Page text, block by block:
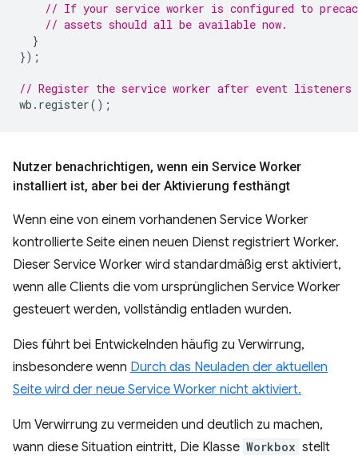
// If your service worker is configured to
// assets should all be available now.
}
});
// Register the service worker after event listeners
wb . register();
Nutzer benachrichtigen, wenn ein Service Worker
installiert ist, aber bei der Aktivierung festhängt
Wenn eine von einem vorhandenen Service Worker
kontrollierte Seite einen neuen Dienst registriert Worker.
Dieser Service Worker wird standardmäßig erst aktiviert,
wenn alle Clients die vom ursprünglichen Service Worker
gesteuert werden, vollständig entladen wurden.
Dies führt bei Entwickelnden häufig zu Verwirrung,
insbesondere wenn Durch das Neuladen der aktuellen
Seite wird der neue Service Worker nicht aktiviert.
Um Verwirrung zu vermeiden und deutlich zu machen,
wann diese Situation eintritt, Die Klasse Workbox stellt